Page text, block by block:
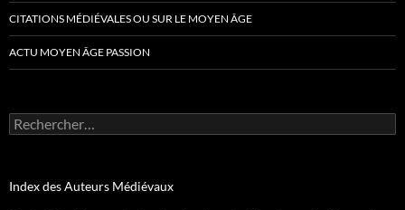
CITATIONS MÉDIÉVALES OU SUR LE MOYEN ÂGE
ACTU MOYEN ÂGE PASSION
Rechercher :
Index des Auteurs Médiévaux